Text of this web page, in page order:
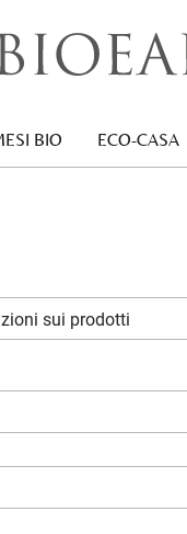
BIO ECO-CASA